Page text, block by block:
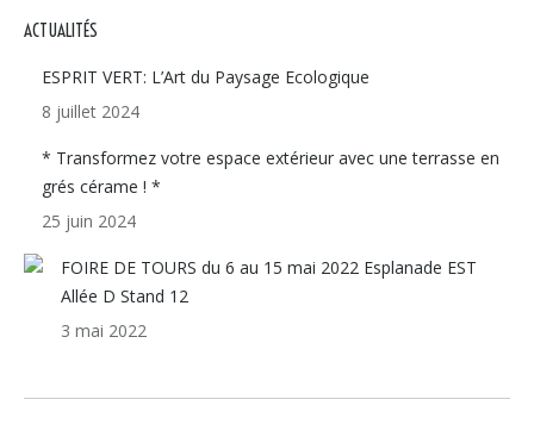
ACTUALITÉS
ESPRIT VERT: L’Art du Paysage Ecologique
8 juillet 2024
* Transformez votre espace extérieur avec une terrasse en
grés cérame ! *
25 juin 2024
FOIRE DE TOURS du 6 au 15 mai 2022 Esplanade EST
Allée D Stand 12
3 mai 2022